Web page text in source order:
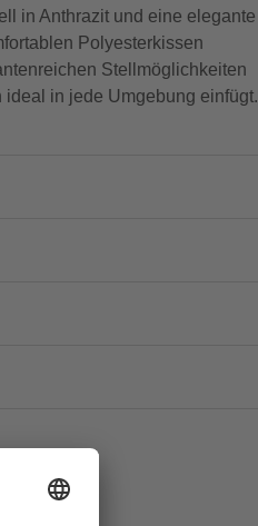
in Anthrazit und eine elegante
Polyesterkissen
Stellmöglichkeiten
in jede Umgebung einfügt.